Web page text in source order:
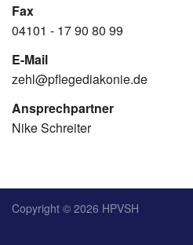
Fax
04101 - 17 90 80 99
E-Mail
zehl@pflegediakonie.de
Ansprechpartner
Nike Schreiter
Copyright © 2026 HPVSH